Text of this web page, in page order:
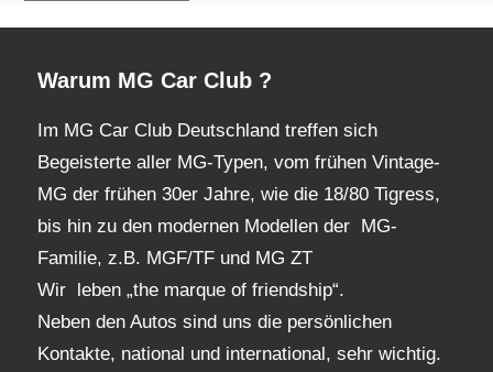
Warum MG Car Club ?
Im MG Car Club Deutschland treffen sich
Begeisterte aller MG-Typen, vom frühen Vintage-
MG der frühen 30er Jahre, wie die 18/80 Tigress,
bis hin zu den modernen Modellen der MG-
Familie, z.B. MGF/TF und MG ZT
Wir leben „the marque of friendship“.
Neben den Autos sind uns die persönlichen
Kontakte, national und international, sehr wichtig.